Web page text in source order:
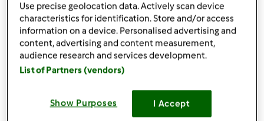
Ralar queijo fatiado
3 a 4fatias de queijo
Adicionar à lista de compras
Use precise geolocation data. Actively scan device
characteristics for identification. Store and/or access
information on a device. Personalised advertising and
content, advertising and content measurement,
audience research and services development.
List of Partners (vendors)
Show Purposes I Accept